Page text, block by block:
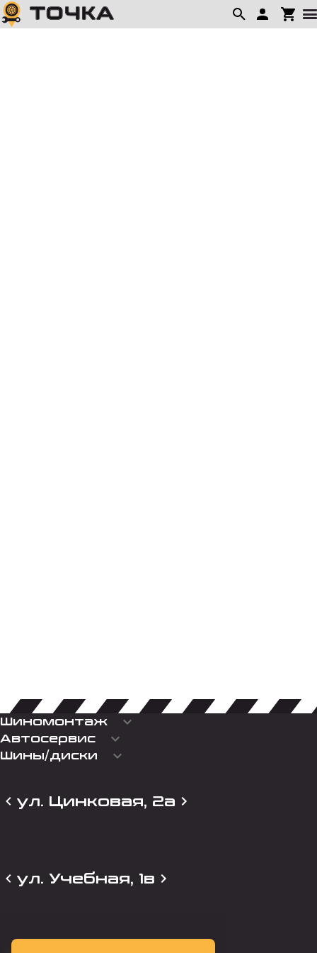
Шиномонтаж keyboard_arrow_down
Автосервис keyboard_arrow_down
Шины/диски keyboard_arrow_down
ул. Цинковая, 2а
ул. Учебная, 1в